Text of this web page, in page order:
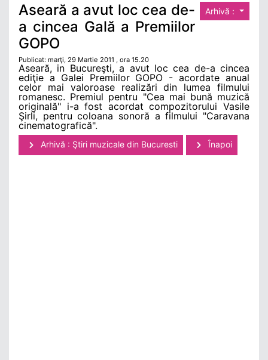
Arhivă :
Aseară a avut loc cea de-
a cincea Gală a Premiilor
GOPO
Publicat: marţi, 29 Martie 2011 , ora 15.20
Aseară, in Bucureşti, a avut loc cea de-a cincea
ediţie a Galei Premiilor GOPO - acordate anual
celor mai valoroase realizări din lumea filmului
romanesc. Premiul pentru "Cea mai bună muzică
originală" i-a fost acordat compozitorului Vasile
Şirli, pentru coloana sonoră a filmului "Caravana
cinematografică".
Arhivă : Ştiri muzicale din Bucuresti Înapoi